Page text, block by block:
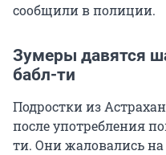
сообщили в полиции.
Зумеры давятся
бабл-ти
Подростки из
после употребления
ти. Они жаловались на